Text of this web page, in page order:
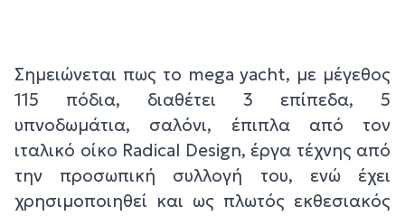
Σημειώνεται πως το mega yacht, με μέγεθος
115 πόδια, διαθέτει 3 επίπεδα, 5
υπνοδωμάτια, σαλόνι, έπιπλα από τον
ιταλικό οίκο Radical Design, έργα τέχνης από
την προσωπική συλλογή του, ενώ έχει
χρησιμοποιηθεί και ως πλωτός εκθεσιακός